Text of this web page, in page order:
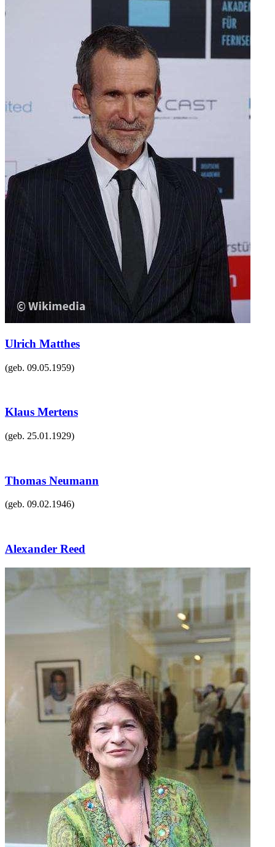
Ulrich Matthes
(geb. 09.05.1959)
Klaus Mertens
(geb. 25.01.1929)
Thomas Neumann
(geb. 09.02.1946)
Alexander Reed